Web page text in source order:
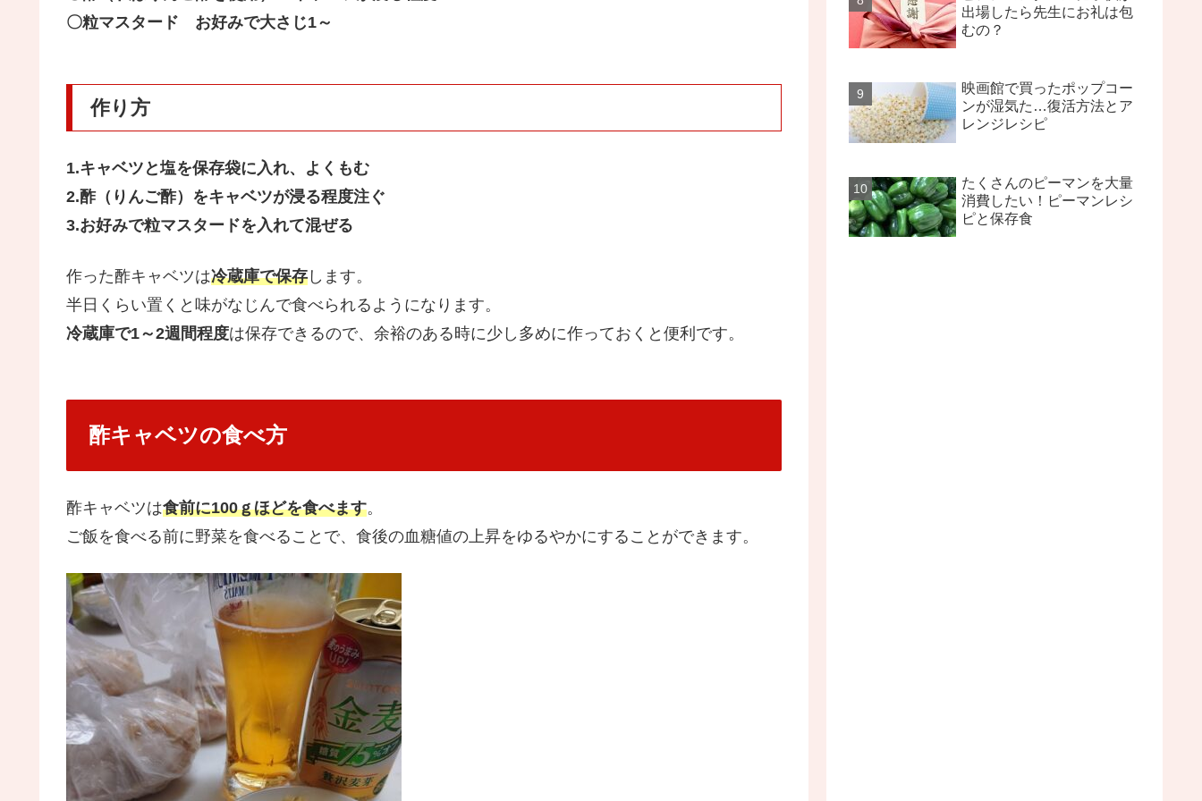
〇粒マスタード お好みで大さじ1～
作り方
1.キャベツと塩を保存袋に入れ、よくもむ
2.酢（りんご酢）をキャベツが浸る程度注ぐ
3.お好みで粒マスタードを入れて混ぜる
作った酢キャベツは冷蔵庫で保存 します。
半日くらい置くと味がなじんで食べられるようになります。
冷蔵庫で1～2週間程度は保存できるので、余裕のある時に少し多めに作っておくと便利です。
酢キャベツの食べ方
酢キャベツは食前に100ｇほどを食べます。
ご飯を食べる前に野菜を食べることで、食後の血糖値の上昇をゆるやかにすることができます。
出場したら先生にお礼は包
むの？
映画館で買ったポップコー
ンが湿気た…復活方法とア
レンジレシピ
たくさんのピーマンを大量
消費したい！ピーマンレシ
ピと保存食